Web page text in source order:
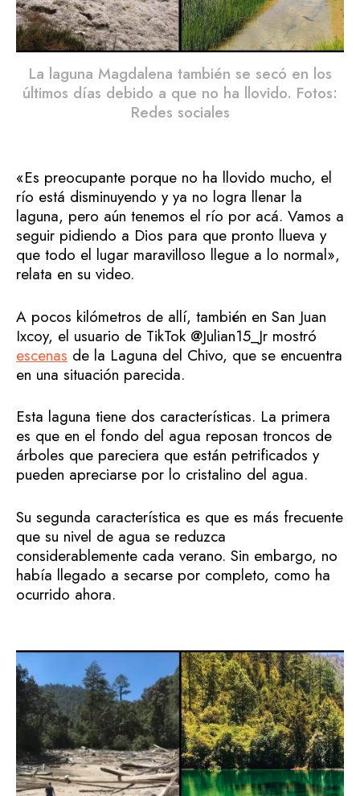
La laguna Magdalena también se secó en los
últimos días debido a que no ha llovido. Fotos:
Redes sociales
«Es preocupante porque no ha llovido mucho, el
río está disminuyendo y ya no logra llenar la
laguna, pero aún tenemos el río por acá. Vamos a
seguir pidiendo a Dios para que pronto llueva y
que todo el lugar maravilloso llegue a lo normal»,
relata en su video.
A pocos kilómetros de allí, también en San Juan
Ixcoy, el usuario de TikTok @Julian15_Jr mostró
escenas de la Laguna del Chivo, que se encuentra
en una situación parecida.
Esta laguna tiene dos características. La primera
es que en el fondo del agua reposan troncos de
árboles que pareciera que están petrificados y
pueden apreciarse por lo cristalino del agua.
Su segunda característica es que es más frecuente
que su nivel de agua se reduzca
considerablemente cada verano. Sin embargo, no
había llegado a secarse por completo, como ha
ocurrido ahora.